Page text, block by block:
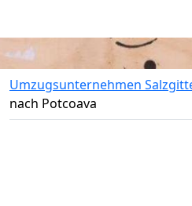
Umzugsunternehmen
nach Potcoava